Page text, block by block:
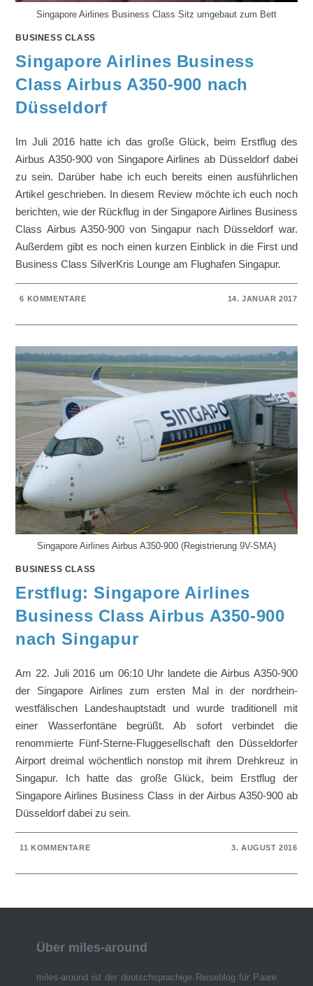
Singapore Airlines Business Class Sitz umgebaut zum Bett
BUSINESS CLASS
Singapore Airlines Business
Class Airbus A350-900 nach
Düsseldorf
Im Juli 2016 hatte ich das große Glück, beim Erstflug des
Airbus A350-900 von Singapore Airlines ab Düsseldorf dabei
zu sein. Darüber habe ich euch bereits einen ausführlichen
Artikel geschrieben. In diesem Review möchte ich euch noch
berichten, wie der Rückflug in der Singapore Airlines Business
Class Airbus A350-900 von Singapur nach Düsseldorf war.
Außerdem gibt es noch einen kurzen Einblick in die First und
Business Class SilverKris Lounge am Flughafen Singapur.
6 KOMMENTARE 14. JANUAR 2017
Singapore Airlines Airbus A350-900 (Registrierung 9V-SMA)
BUSINESS CLASS
Erstflug: Singapore Airlines
Business Class Airbus A350-900
nach Singapur
Am 22. Juli 2016 um 06:10 Uhr landete die Airbus A350-900
der Singapore Airlines zum ersten Mal in der nordrhein-
westfälischen Landeshauptstadt und wurde traditionell mit
einer Wasserfontäne begrüßt. Ab sofort verbindet die
renommierte Fünf-Sterne-Fluggesellschaft den Düsseldorfer
Airport dreimal wöchentlich nonstop mit ihrem Drehkreuz in
Singapur. Ich hatte das große Glück, beim Erstflug der
Singapore Airlines Business Class in der Airbus A350-900 ab
Düsseldorf dabei zu sein.
11 KOMMENTARE 3. AUGUST 2016
Über miles-around
miles-around ist der deutschsprachige Reiseblog für Paare